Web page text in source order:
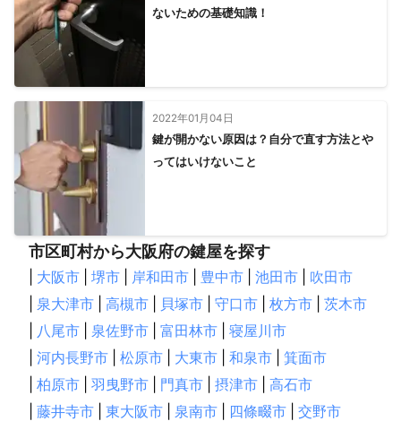
ないための基礎知識！
2022年01月04日
鍵が開かない原因は？自分で直す方法とや
ってはいけないこと
市区町村から大阪府の鍵屋を探す
大阪市 堺市 岸和田市 豊中市 池田市
吹田市
泉大津市 高槻市 貝塚市 守口市 枚方市
茨木市
八尾市 泉佐野市 富田林市
寝屋川市
河内長野市 松原市 大東市 和泉市
箕面市
柏原市 羽曳野市 門真市 摂津市
高石市
藤井寺市 東大阪市 泉南市 四條畷市
交野市